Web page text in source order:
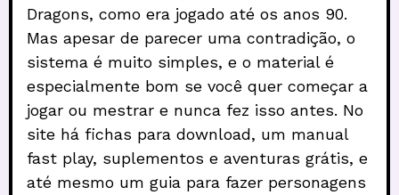
Dragons, como era jogado até os anos 90.
Mas apesar de parecer uma contradição, o
sistema é muito simples, e o material é
especialmente bom se você quer começar a
jogar ou mestrar e nunca fez isso antes. No
site há fichas para download, um manual
fast play, suplementos e aventuras grátis, e
até mesmo um guia para fazer personagens